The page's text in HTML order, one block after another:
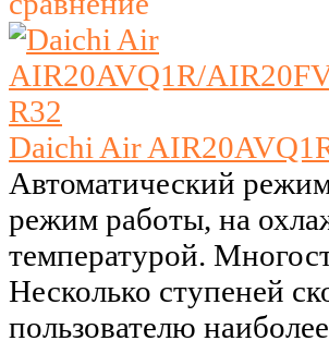
Daichi Air
Автоматический
режим работы, на
температурой.
Несколько ступеней
пользователю